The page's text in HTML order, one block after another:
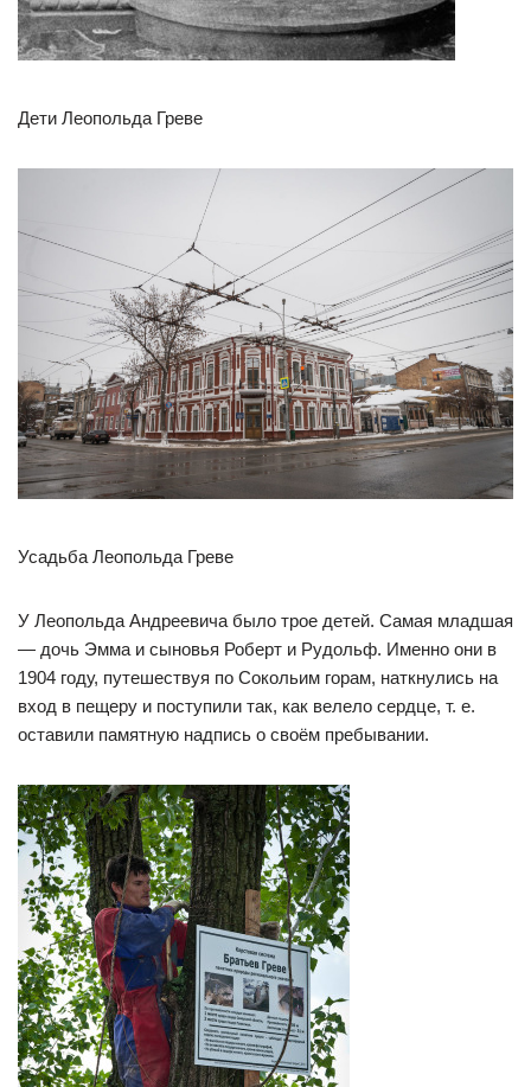
Дети Леопольда Греве
Усадьба Леопольда Греве
У Леопольда Андреевича было трое детей. Самая младшая
— дочь Эмма и сыновья Роберт и Рудольф. Именно они в
1904 году, путешествуя по Сокольим горам, наткнулись на
вход в пещеру и поступили так, как велело сердце, т. е.
оставили памятную надпись о своём пребывании.